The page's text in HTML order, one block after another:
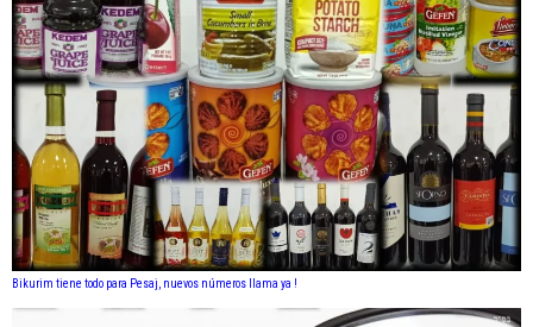
Bikurim tiene todo para Pesaj, nuevos números llama ya !